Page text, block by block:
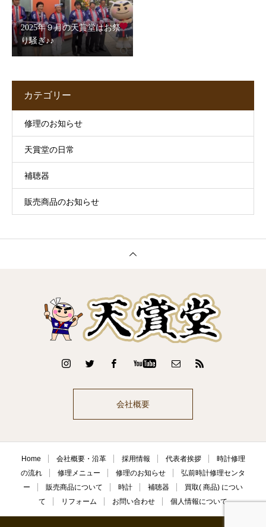
2025年９月の天賞堂はお祭
り騒ぎ♪♪
カテゴリー
修理のお知らせ
天賞堂の日常
補聴器
販売商品のお知らせ
会社概要
Home 会社概要・沿革 採用情報 代表者挨拶
時計修理
の流れ
修理メニュー 修理のお知らせ
弘前時計修理センタ
ー
販売商品について 時計 補聴器
買取( 商品) につい
て
リフォーム お問い合わせ 個人情報について